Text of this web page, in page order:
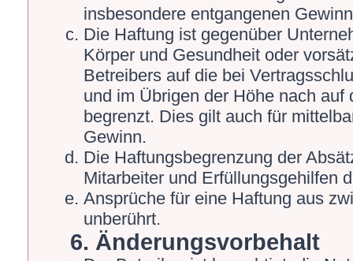
insbesondere entgangenen
Die Haftung ist gegenüber
Körper und Gesundheit oder
Betreibers auf die bei
und im Übrigen der Höhe nach
begrenzt. Dies gilt auch für
Gewinn.
Die Haftungsbegrenzung der
Mitarbeiter und Erfüllungsgehilfen
Ansprüche für eine Haftung aus
unberührt.
6. Änderungsvorbehalt